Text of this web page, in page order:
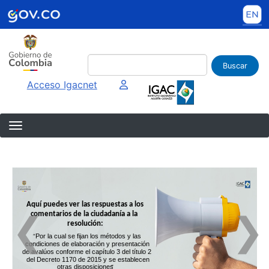
Pasar al contenido principal
Buscar
Acceso Igacnet Imagen interna